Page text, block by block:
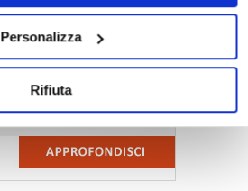
Personalizza
Rifiuta